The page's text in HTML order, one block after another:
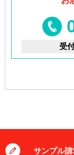
受
サンプル請